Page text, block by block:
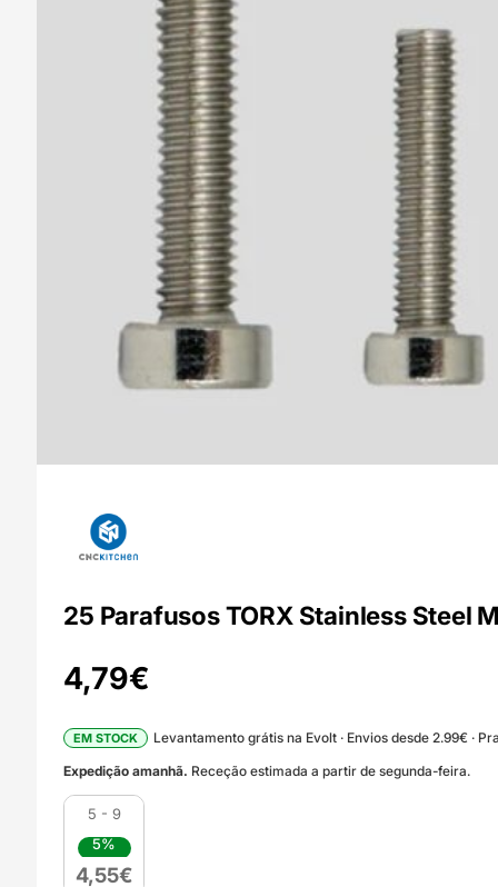
25 Parafusos TORX Stainless Steel
4,79€
EM STOCK
Levantamento grátis na Evolt · Envios desde 2.99€ ·
Expedição amanhã. Receção estimada a partir de segunda-feira.
5 - 9
5%
4,55€